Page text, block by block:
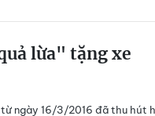
lừa" tặng xe
ngày 16/3/2016 đã thu hút